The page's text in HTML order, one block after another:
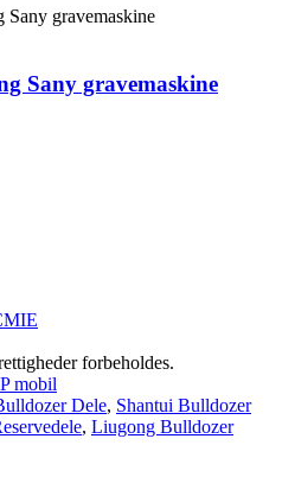
Sany gravemaskine
forbeholdes.
mobil
Dele, Shantui Bulldozer
, Liugong Bulldozer